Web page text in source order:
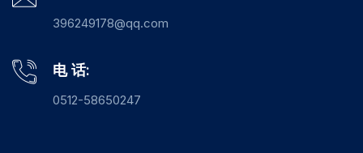
396249178@qq.com
电 话:
0512-58650247